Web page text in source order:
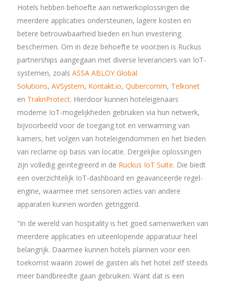
Hotels hebben behoefte aan netwerkoplossingen die
meerdere applicaties ondersteunen, lagere kosten en
betere betrouwbaarheid bieden en hun investering
beschermen. Om in deze behoefte te voorzien is Ruckus
partnerships aangegaan met diverse leveranciers van IoT-
systemen, zoals ASSA ABLOY Global
Solutions, AVSystem, Kontakt.io, Qubercomm, Telkonet
en TraknProtect. Hierdoor kunnen hoteleigenaars
moderne IoT-mogelijkheden gebruiken via hun netwerk,
bijvoorbeeld voor de toegang tot en verwarming van
kamers, het volgen van hoteleigendommen en het bieden
van reclame op basis van locatie. Dergelijke oplossingen
zijn volledig geïntegreerd in de Ruckus IoT Suite. Die biedt
een overzichtelijk IoT-dashboard en geavanceerde regel-
engine, waarmee met sensoren acties van andere
apparaten kunnen worden getriggerd.
“In de wereld van hospitality is het goed samenwerken van
meerdere applicaties en uiteenlopende apparatuur heel
belangrijk. Daarmee kunnen hotels plannen voor een
toekomst waarin zowel de gasten als het hotel zelf steeds
meer bandbreedte gaan gebruiken. Want dat is een